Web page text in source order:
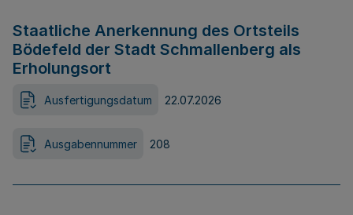
Staatliche Anerkennung des Ortsteils
Bödefeld der Stadt Schmallenberg als
Erholungsort
Ausfertigungsdatum 22.07.2026
Ausgabennummer 208